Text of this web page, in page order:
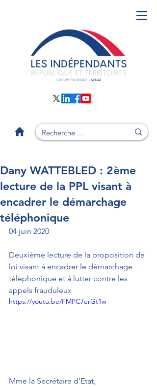
Dany WATTEBLED : 2ème
lecture de la PPL visant à
encadrer le démarchage
téléphonique
04 juin 2020
Deuxième lecture de la proposition de
loi visant à encadrer le démarchage
téléphonique et à lutter contre les
appels frauduleux
https://youtu.be/FMPC7erGt1w
Mme la Secrétaire d’Etat,